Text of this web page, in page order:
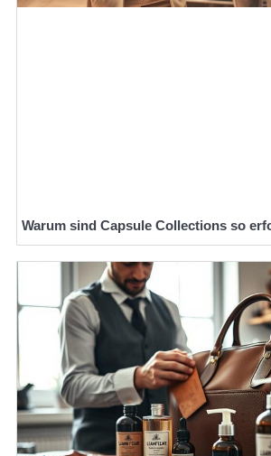
Warum sind Capsule Collections so